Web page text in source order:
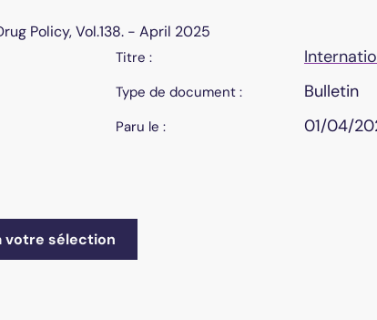
Policy, Vol.138. - April 2025
Titre :
Type de document : Bulletin
Paru le : 01/04/
votre sélection